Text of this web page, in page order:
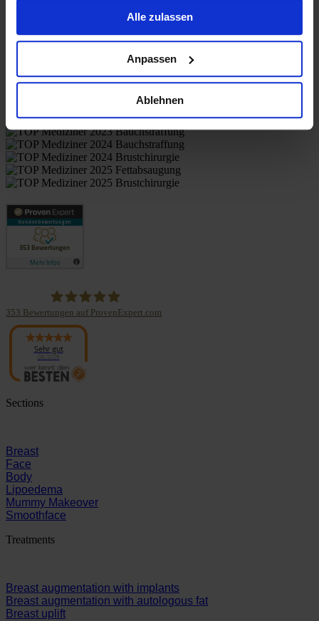
Alle zulassen
Anpassen
Ablehnen
Panaesthetics
353 Bewertungen auf ProvenExpert.com
Sehr gut
08/2026
Sections
Breast
Face
Body
Lipoedema
Mummy Makeover
Smoothface
Treatments
Breast augmentation with implants
Breast augmentation with autologous fat
Breast uplift